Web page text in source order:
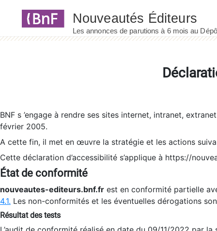
BNF s ’engage à rendre ses sites internet, intranet,
février 2005.
A cette fin, il met en œuvre la stratégie et les actions
Cette déclaration d’accessibilité s’applique à https://
État de conformité
nouveautes-editeurs.bnf.fr est en conformité partielle
4.1. Les non-conformités et les éventuelles dérogations
Résultat des tests